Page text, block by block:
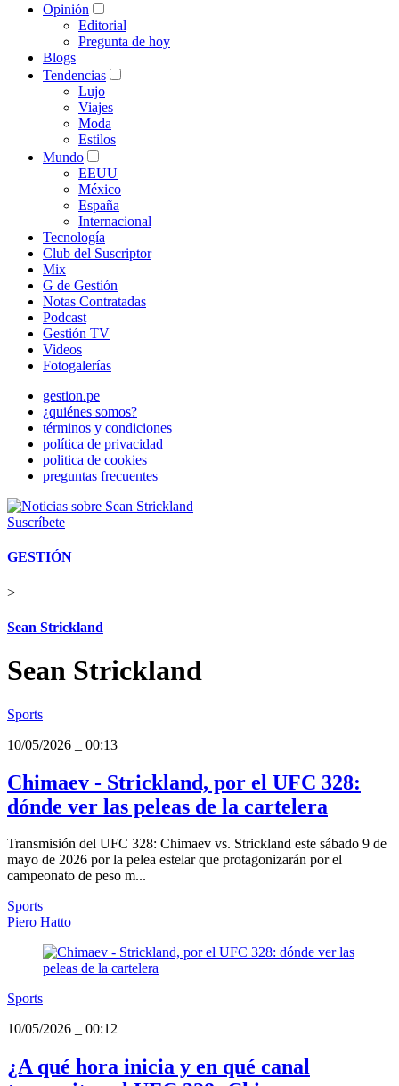
Opinión
Editorial
Pregunta de hoy
Blogs
Tendencias
Lujo
Viajes
Moda
Estilos
Mundo
EEUU
México
España
Internacional
Tecnología
Club del Suscriptor
Mix
G de Gestión
Notas Contratadas
Podcast
Gestión TV
Videos
Fotogalerías
gestion.pe
¿quiénes somos?
términos y condiciones
política de privacidad
politica de cookies
preguntas frecuentes
Suscríbete
GESTIÓN
>
Sean Strickland
Sean Strickland
Sports
10/05/2026
00:13
Chimaev - Strickland, por el UFC 328:
dónde ver las peleas de la cartelera
Transmisión del UFC 328: Chimaev vs. Strickland este sábado 9 de
mayo de 2026 por la pelea estelar que protagonizarán por el
campeonato de peso m...
Sports
Piero Hatto
Sports
10/05/2026
00:12
¿A qué hora inicia y en qué canal